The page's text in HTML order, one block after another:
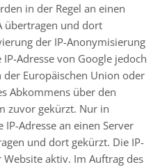
in der Regel an einen
übertragen und dort
der IP-Anonymisierung
Adresse von Google jedoch
Europäischen Union oder
Abkommens über den
zuvor gekürzt. Nur in
Adresse an einen Server
und dort gekürzt. Die IP-
aktiv. Im Auftrag des